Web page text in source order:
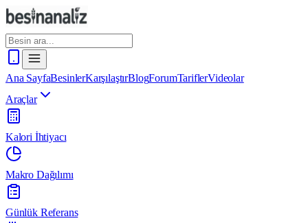
Ana SayfaBesinlerKarşılaştırBlogForumTariflerVideolar
Araçlar
Kalori İhtiyacı
Makro Dağılımı
Günlük Referans